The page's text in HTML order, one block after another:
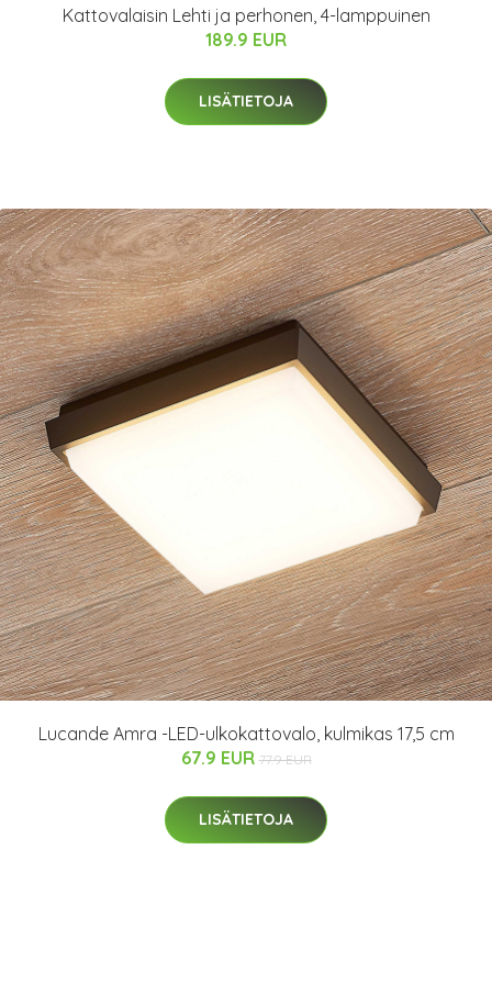
Kattovalaisin Lehti ja perhonen, 4-lamppuinen
189.9 EUR
LISÄTIETOJA
Lucande Amra -LED-ulkokattovalo, kulmikas 17,5 cm
67.9 EUR 77.9 EUR
LISÄTIETOJA